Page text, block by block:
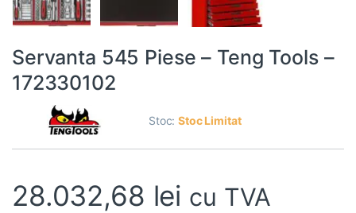
Servanta 545 Piese – Teng Tools –
172330102
Stoc:Stoc Limitat
28.032,68 lei cu TVA